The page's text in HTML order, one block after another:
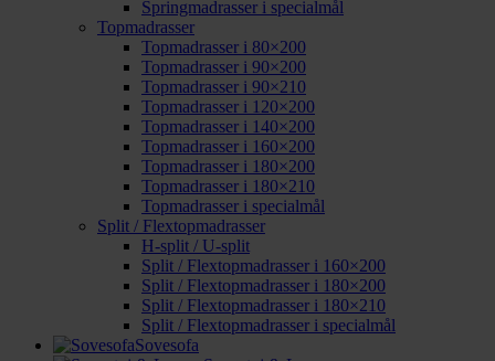
Springmadrasser i specialmål
Topmadrasser
Topmadrasser i 80×200
Topmadrasser i 90×200
Topmadrasser i 90×210
Topmadrasser i 120×200
Topmadrasser i 140×200
Topmadrasser i 160×200
Topmadrasser i 180×200
Topmadrasser i 180×210
Topmadrasser i specialmål
Split / Flextopmadrasser
H-split / U-split
Split / Flextopmadrasser i 160×200
Split / Flextopmadrasser i 180×200
Split / Flextopmadrasser i 180×210
Split / Flextopmadrasser i specialmål
Sovesofa